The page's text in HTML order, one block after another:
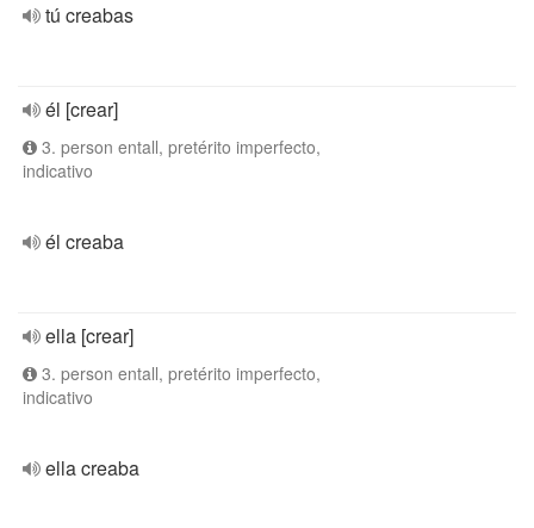
tú creabas
él [crear]
3. person entall, pretérito imperfecto,
indicativo
él creaba
ella [crear]
3. person entall, pretérito imperfecto,
indicativo
ella creaba